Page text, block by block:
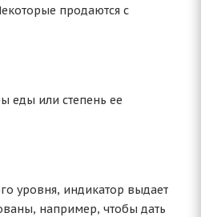
продаются с
еды или степень ее
уровня, индикатор выдает
например, чтобы дать